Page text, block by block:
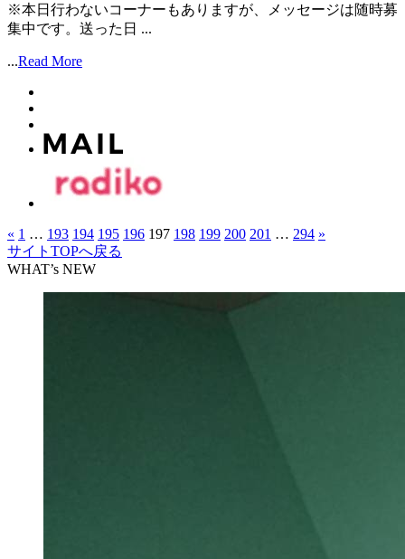
※本日行わないコーナーもありますが、メッセージは随時募
集中です。送った日 ...
...Read More
« 1 … 193 194 195 196 197 198 199 200 201 … 294 »
サイトTOPへ戻る
WHAT’s NEW